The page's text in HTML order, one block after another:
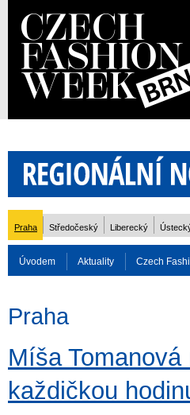
Praha Středočeský Liberecký
Úvodem Aktuality Czech
Rozhovory
Praha
Míša
každičkou